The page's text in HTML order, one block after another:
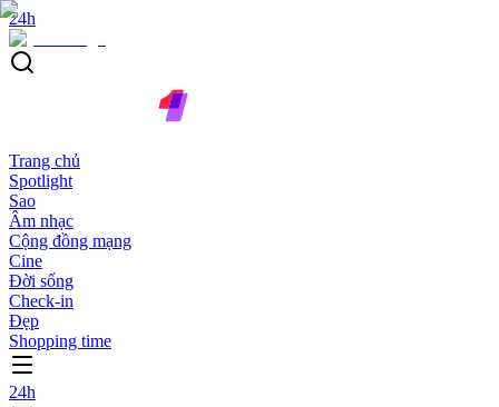
24h
Trang chủ
Spotlight
Sao
Âm nhạc
Cộng đồng mạng
Cine
Đời sống
Check-in
Đẹp
Shopping time
24h